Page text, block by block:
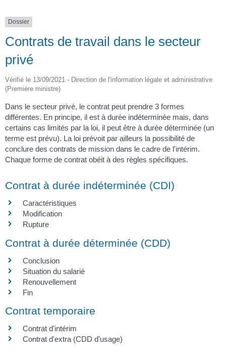
Dossier
Contrats de travail dans le secteur
privé
Vérifié le 13/09/2021 - Direction de l'information légale et administrative
(Première ministre)
Dans le secteur privé, le contrat peut prendre 3 formes
différentes. En principe, il est à durée indéterminée mais, dans
certains cas limités par la loi, il peut être à durée déterminée (un
terme est prévu). La loi prévoit par ailleurs la possibilité de
conclure des contrats de mission dans le cadre de l'intérim.
Chaque forme de contrat obéit à des règles spécifiques.
Contrat à durée indéterminée (CDI)
Caractéristiques
Modification
Rupture
Contrat à durée déterminée (CDD)
Conclusion
Situation du salarié
Renouvellement
Fin
Contrat temporaire
Contrat d'intérim
Contrat d'extra (CDD d'usage)